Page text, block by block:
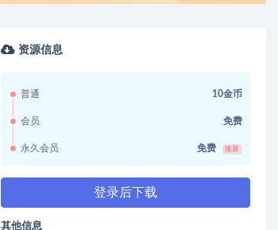
资源信息
普通 10金币
会员 免费
永久会员 免费 推荐
登录后下载
其他信息